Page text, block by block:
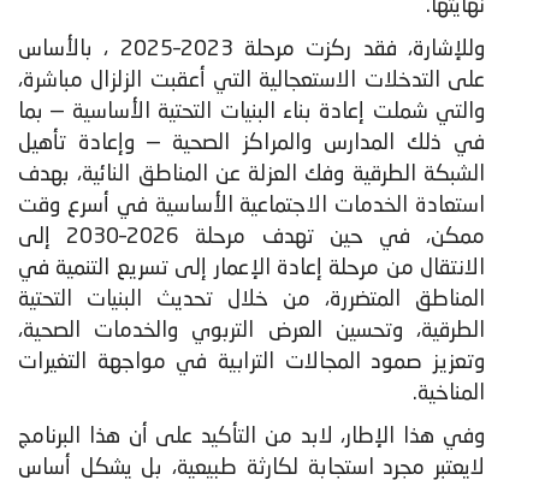
نهايتها.
وللإشارة، فقد ركزت مرحلة 2023–2025 ، بالأساس
على التدخلات الاستعجالية التي أعقبت الزلزال مباشرة،
والتي شملت إعادة بناء البنيات التحتية الأساسية — بما
في ذلك المدارس والمراكز الصحية — وإعادة تأهيل
الشبكة الطرقية وفك العزلة عن المناطق النائية، بهدف
استعادة الخدمات الاجتماعية الأساسية في أسرع وقت
ممكن، في حين تهدف مرحلة 2026–2030 إلى
الانتقال من مرحلة إعادة الإعمار إلى تسريع التنمية في
المناطق المتضررة، من خلال تحديث البنيات التحتية
الطرقية، وتحسين العرض التربوي والخدمات الصحية،
وتعزيز صمود المجالات الترابية في مواجهة التغيرات
المناخية.
وفي هذا الإطار، لابد من التأكيد على أن هذا البرنامج
لايعتبر مجرد استجابة لكارثة طبيعية، بل يشكل أساس